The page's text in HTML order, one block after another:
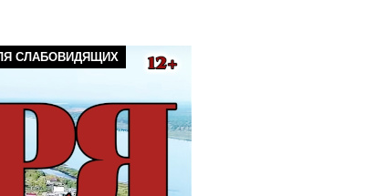
СЛАБОВИДЯЩИХ